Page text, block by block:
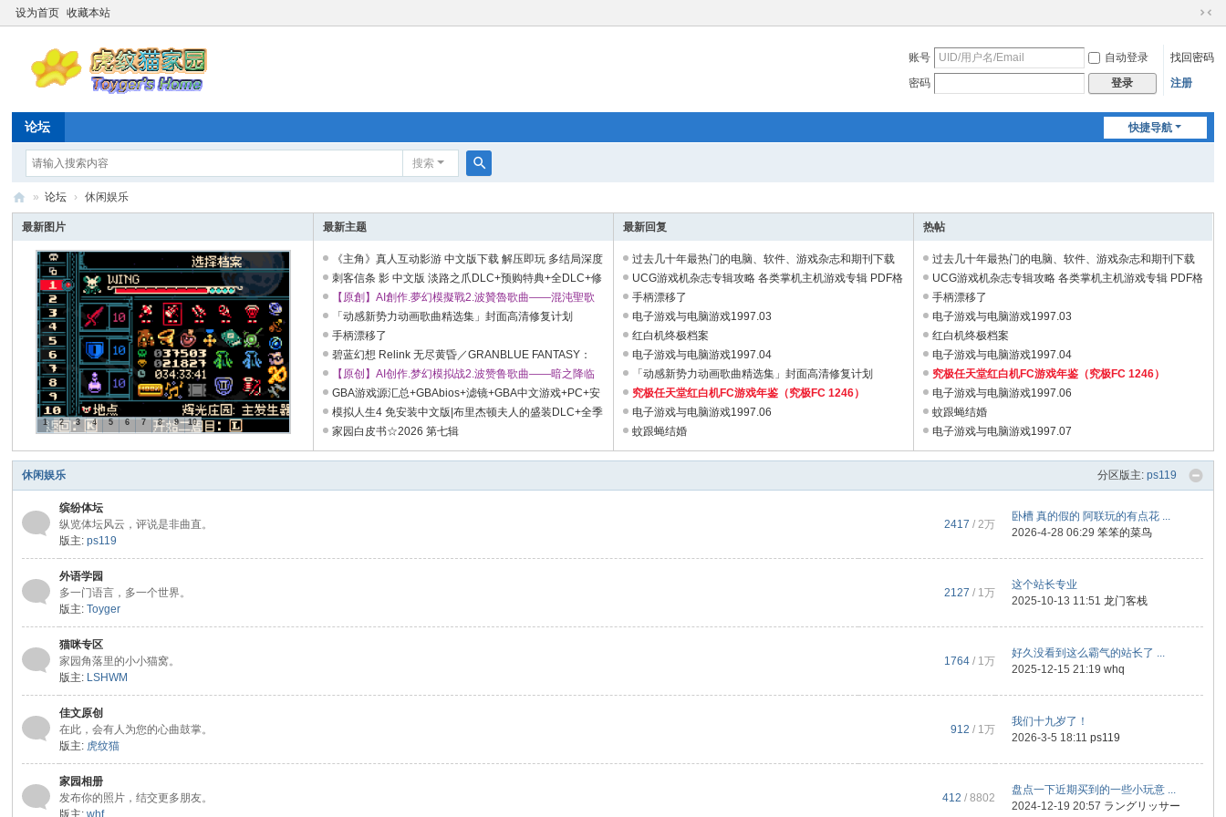
设为首页 收藏本站
切
到
账号 自动登录
找回密码
密码
登录 注册
快捷导航
论坛
搜索
索
虎
» 论坛 › 休闲娱乐
最新图片
1 2 3 4 5 6 7 8 9 10
最新主题
《主角》真人互动影游 中文版下载 解压即玩 多结局深度
角色扮演 ...
刺客信条 影 中文版 淡路之爪DLC+预购特典+全DLC+修
改器 解压即玩 【非虚拟机版】 ...
【原創】AI創作.夢幻模擬戰2.波贊魯歌曲——混沌聖歌
(粵語)「动感新势力动画歌曲精选集」封面高清修复计划
手柄漂移了
碧蓝幻想 Relink 无尽黄昏／GRANBLUE FANTASY：
Relink V2.0.3+全DLC [120GB][百度/夸] ...
【原创】AI创作.梦幻模拟战2.波赞鲁歌曲——暗之降临
(国语)
GBA游戏源汇总+GBAbios+滤镜+GBA中文游戏+PC+安
卓GBA汉化模拟器
模拟人生4 免安装中文版|布里杰顿夫人的盛装DLC+全季
票+全DLC+全资料片|解压即撸 ...
家园白皮书☆2026 第七辑
最新回复
过去几十年最热门的电脑、软件、游戏杂志和期刊下载
都是绝版停刊的电子PDF电子书1T ...
UCG游戏机杂志专辑攻略 各类掌机主机游戏专辑 PDF格
式手柄漂移了
电子游戏与电脑游戏1997.03
红白机终极档案
电子游戏与电脑游戏1997.04
「动感新势力动画歌曲精选集」封面高清修复计划
究极任天堂红白机FC游戏年鉴（究极FC 1246）
电子游戏与电脑游戏1997.06
蚊跟蝇结婚
热帖
过去几十年最热门的电脑、软件、游戏杂志和期刊下载
都是绝版停刊的电子PDF电子书1T ...
UCG游戏机杂志专辑攻略 各类掌机主机游戏专辑 PDF格
式手柄漂移了
电子游戏与电脑游戏1997.03
红白机终极档案
电子游戏与电脑游戏1997.04
究极任天堂红白机FC游戏年鉴（究极FC 1246）
电子游戏与电脑游戏1997.06
蚊跟蝇结婚
电子游戏与电脑游戏1997.07
分区版主: ps119
休闲娱乐
缤纷体坛
纵览体坛风云，评说是非曲直。
版主:ps119
2417 /2万
卧槽 真的假的 阿联玩的有点花 ...
2026-4-28 06:29笨笨的菜鸟
外语学园
多一门语言，多一个世界。
版主:Toyger
2127 / 1万
这个站长专业
2025-10-13 11:51龙门客栈
猫咪专区
家园角落里的小小猫窝。
版主: LSHWM
1764 / 1万
好久没看到这么霸气的站长了 ...
2025-12-15 21:19whq
佳文原创
在此，会有人为您的心曲鼓掌。
版主: 虎纹猫
912 / 1万
我们十九岁了！
2026-3-5 18:11ps119
家园相册
发布你的照片，结交更多朋友。
版主:whf
412 / 8802
盘点一下近期买到的一些小玩意 ...
2024-12-19 20:57 ラングリッサー